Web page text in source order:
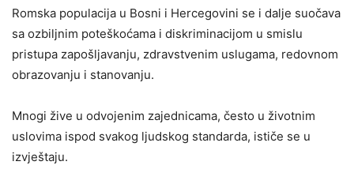
Romska populacija u Bosni i Hercegovini se i dalje suočava
sa ozbiljnim poteškoćama i diskriminacijom u smislu
pristupa zapošljavanju, zdravstvenim uslugama, redovnom
obrazovanju i stanovanju.
Mnogi žive u odvojenim zajednicama, često u životnim
uslovima ispod svakog ljudskog standarda, ističe se u
izvještaju.